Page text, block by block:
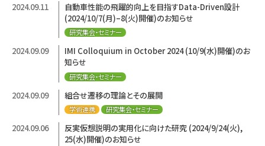
2024.09.11
自動車性能の飛躍的向上を目指すData-Driven設計
(2024/10/7(月)–8(火)開催)のお知らせ
研究集会・セミナー
2024.09.09
IMI Colloquium in October 2024 (10/9(水)開催)のお
知らせ
研究集会・セミナー
2024.09.09 組合せ遷移の理論とその展開
学術連携 研究集会・セミナー
2024.09.06
反実仮想説明の実用化に向けた研究 (2024/9/24(火),
25(水)開催)のお知らせ